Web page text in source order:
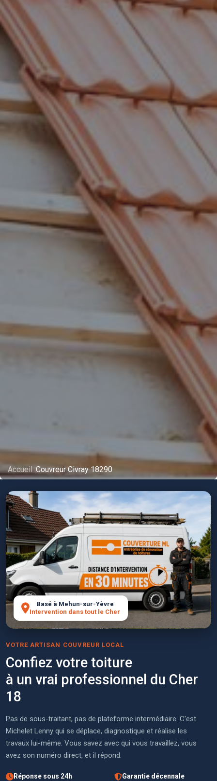
Accueil :Couvreur Civray 18290
Basé à Mehun-sur-Yèvre
Intervention dans tout le Cher
VOTRE ARTISAN COUVREUR LOCAL
Confiez votre toiture
à un vrai professionnel du Cher
18
Pas de sous-traitant, pas de plateforme intermédiaire. C'est
Michelet Lenny qui se déplace, diagnostique et réalise les
travaux lui-même. Vous savez avec qui vous travaillez, vous
avez son numéro direct, et il répond.
Réponse sous 24h Garantie décennale